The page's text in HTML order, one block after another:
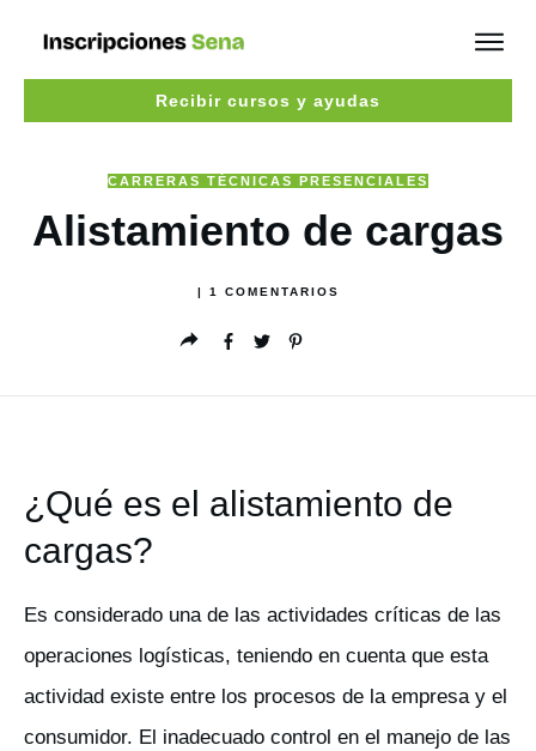
Recibir cursos y ayudas
CARRERAS TÉCNICAS PRESENCIALES
Alistamiento de cargas
1 COMENTARIOS
¿Qué es el alistamiento de
cargas?
Es considerado una de las actividades críticas de las
operaciones logísticas, teniendo en cuenta que esta
actividad existe entre los procesos de la empresa y el
consumidor. El inadecuado control en el manejo de las